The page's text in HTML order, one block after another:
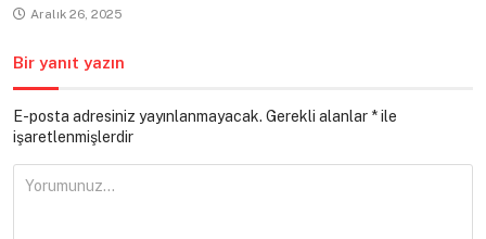
Aralık 26, 2025
Bir yanıt yazın
E-posta adresiniz yayınlanmayacak. Gerekli alanlar *ile
işaretlenmişlerdir